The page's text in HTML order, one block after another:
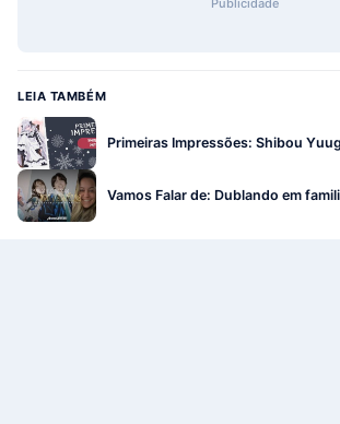
LEIA TAMBÉM
Primeiras Impressões: Shibou
Vamos Falar de: Dublando em